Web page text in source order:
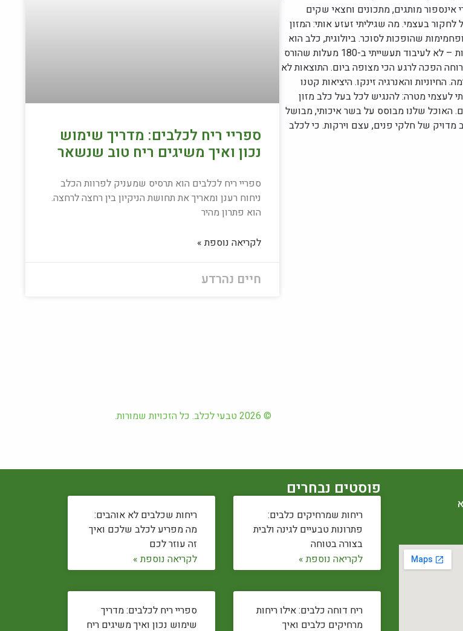
מותגים, מתכונים וחצאי שקים
בעצמי. מה שגיליתי זעזע אותי: המזון
דגנים, תירס ופחמימות שהופכות לסוכר. ביולוגית, כלב הוא
צאצא של הזאב האפור, והוא זקוק לבשר שריר, חלקי פנים ועצמות – לא לעיבוד תעשייתי ב-180 מעלות שהורס
הפכה לרגע הכי מצופה ביום. התוצאות לא
והאנרגיה זינקו. היציאות קטנו
לעצמי מטרה: להנגיש לכל בעל כלב מזון
האוכל שלנו מבוסס על בשר איכותי, מבושל
מדויק של חלקי פנים, עצם וירקות. כי לכלב
ספריי ריח לכלבים: מדריך שימוש
נכון ואיך משיגים ריח טוב שנשאר
ספריי ריח לכלבים הוא תרסיס שמעניק לפרוות הכלב
ניחוח רענן ומאריך את תחושת הניקיון בין רחצה לרחצה.
הוא פתרון מהיר
לקריאה נוספת »
חיים נהרדע
© 2026 טבעי לכלב. כל הזכויות שמורות.
פוסטים נבחרים
ריחות שמרחיקים כלבים:
פתרונות טבעיים לגינה ולבית
בצורה בטוחה
לקריאה נוספת »
ריחות שכלבים לא אוהבים:
מה מפריע לכלב שלכם ואיך
זה עוזר לכם
לקריאה נוספת »
ריח דוחה כלבים: אילו ריחות
מרחיקים כלבים ואיך
ספריי ריח לכלבים: מדריך
שימוש נכון ואיך משיגים ריח